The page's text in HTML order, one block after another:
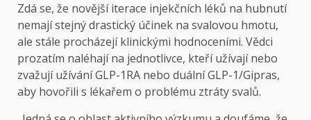
Zdá se, že novější iterace injekčních léků na hubnutí
nemají stejný drastický účinek na svalovou hmotu,
ale stále procházejí klinickými hodnoceními. Vědci
prozatím naléhají na jednotlivce, kteří užívají nebo
zvažují užívání GLP-1RA nebo duální GLP-1/Gipras,
aby hovořili s lékařem o problému ztráty svalů.